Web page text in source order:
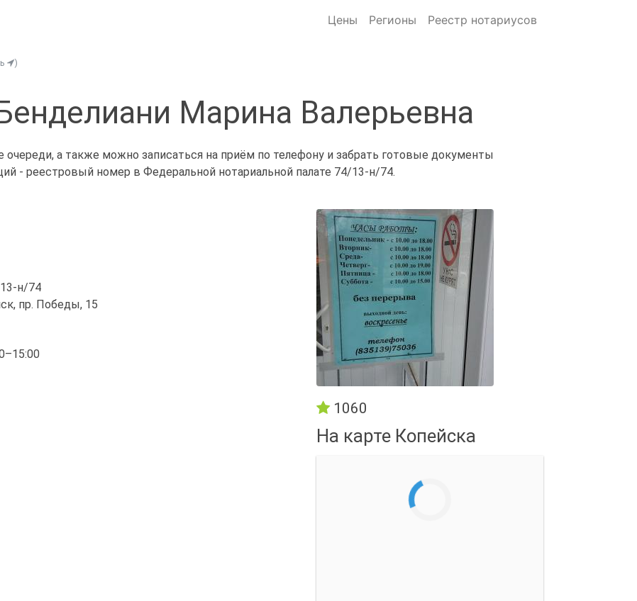
Цены Регионы Реестр нотариусов
)
Марина Валерьевна
очереди, а также можно записаться на приём по телефону и забрать готовые документы
- реестровый номер в Федеральной нотариальной палате 74/13-н/74.
н/74
пр. Победы, 15
1060
На карте Копейска